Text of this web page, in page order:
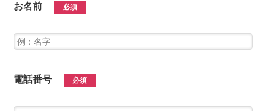
お名前 必須
電話番号 必須